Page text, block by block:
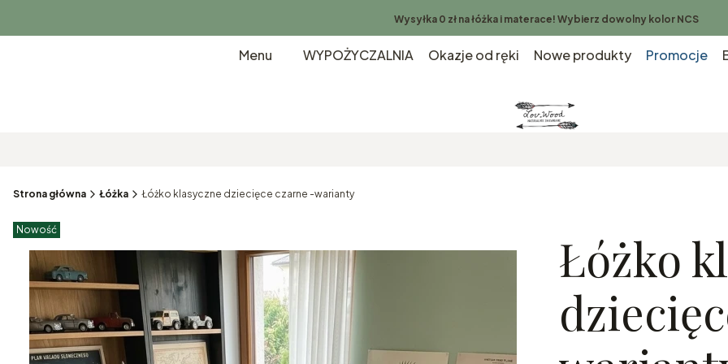
Wysyłka 0 zł na łóżka i materace! Wybierz dowolny kolor NCS
Menu WYPOŻYCZALNIA Okazje od ręki Nowe produkty Promocje
Strona główna Łóżka Łóżko klasyczne dziecięce czarne -warianty
Etykiety produktu
Nowość
Łóżko